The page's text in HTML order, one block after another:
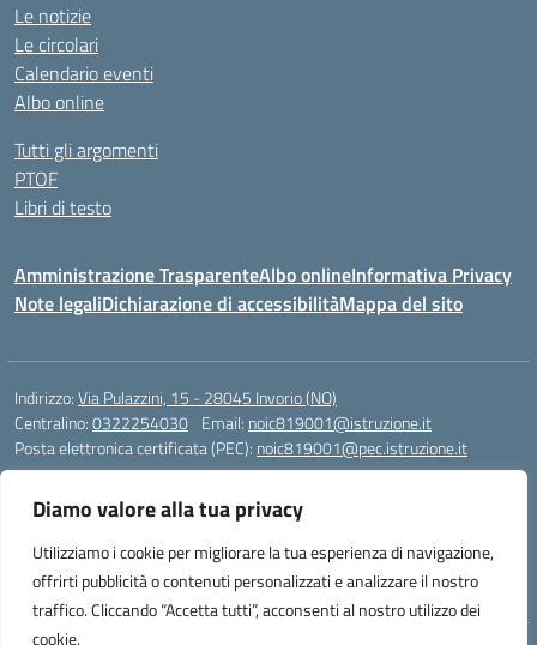
Diamo valore alla tua privacy
Utilizziamo i cookie per migliorare la tua esperienza di navigazione,
offrirti pubblicità o contenuti personalizzati e analizzare il nostro
traffico. Cliccando “Accetta tutti”, acconsenti al nostro utilizzo dei
cookie.
Le notizie
Le circolari
Calendario eventi
Albo online
Tutti gli argomenti
PTOF
Libri di testo
Amministrazione TrasparenteAlbo onlineInformativa Privacy
Note legaliDichiarazione di accessibilitàMappa del sito
Indirizzo:Via Pulazzini, 15 - 28045 Invorio (NO)
Centralino:0322254030 Email: noic819001@istruzione.it
Posta elettronica certificata (PEC): noic819001@pec.istruzione.it
Codice meccanografico:NOIC819001
Codice Indice delle Pubbliche Amministrazioni (IPA): istsc_noic819001
Codice unico di fatturazione (CUF): UFZ9M3